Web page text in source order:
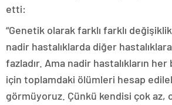
etti:
“Genetik olarak farklı farklı
nadir hastalıklarda diğer
fazladır. Ama nadir hastalıkların
için toplamdaki ölümleri hesap
görmüyoruz. Çünkü kendisi çok az,